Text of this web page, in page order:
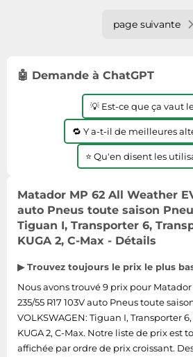
page suivante
🤖 Demande à ChatGPT
💡 Est-ce que ça vaut
🔁 Y a-t-il de meilleures
⭐ Qu'en disent les
Matador MP 62 All Weather
auto Pneus toute saison
Tiguan I, Transporter 6,
KUGA 2, C-Max - Détails
▶ Trouvez toujours le prix le plus
Nous avons trouvé 9 prix pour
235/55 R17 103V auto Pneus toute
VOLKSWAGEN: Tiguan I, Transporter
KUGA 2, C-Max. Notre liste de prix est
affichée par ordre de prix croissant.